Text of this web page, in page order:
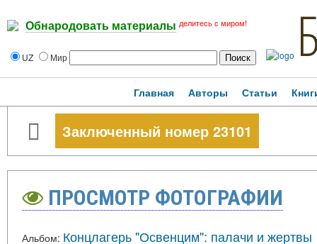
Обнародовать материалы делитесь с миром!
UZ Мир
Главная Авторы Статьи
Заключенный номер 23101
ПРОСМОТР ФОТОГРАФИИ
Альбом: Концлагерь "Освенцим": палачи и жертвы